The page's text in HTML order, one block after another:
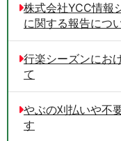
株式会社YCC情報
に関する報告につ
行楽シーズンにお
て
やぶの刈払いや不
す